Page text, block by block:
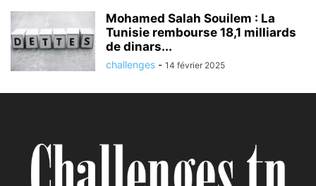
Mohamed Salah Souilem : La
Tunisie rembourse 18,1 milliards
de dinars...
challenges - 14 février 2025